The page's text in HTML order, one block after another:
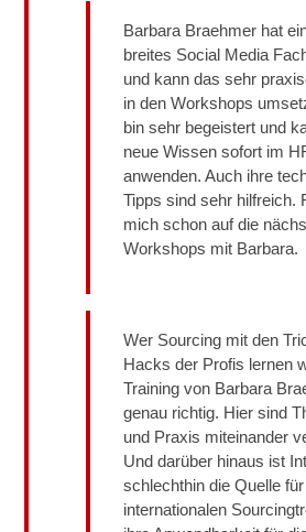
Barbara Braehmer hat
breites Social Media
und kann das sehr
in den Workshops
bin sehr begeistert und
neue Wissen sofort im
anwenden. Auch ihre
Tipps sind sehr hilfreich.
mich schon auf die
Workshops mit Barbara.
Wer Sourcing mit den
Hacks der Profis lernen
Training von Barbara
genau richtig. Hier sind
und Praxis miteinander
Und darüber hinaus ist
schlechthin die Quelle
internationalen